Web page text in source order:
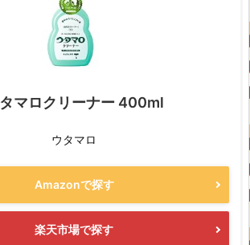
マロクリーナー 400ml
ウタマロ
Amazonで探す
楽天市場で探す